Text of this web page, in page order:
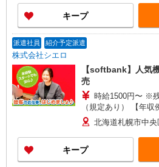
より異なる） ※資格
を考慮 【モデル年収例】 年収328万円／22歳 販売
職 経験1年／月給22
＋賞与2回 年収453万
月給28万円＋資格手
キープ
派遣社員 紹介予定派遣
株式会社シエロ
【softbank】人気
売
時給1500円〜 ※
（規定あり） 【年収例】 一般社員（北海道 入社2
年目21歳） 330万円
長（関東 入社4年目
252,000円+各種手当 ゜+゜・。○。・゜+゜・。
○。・゜+゜ 入社祝い金
を紹介頂くと, インセ
北海道札幌市中
キープ